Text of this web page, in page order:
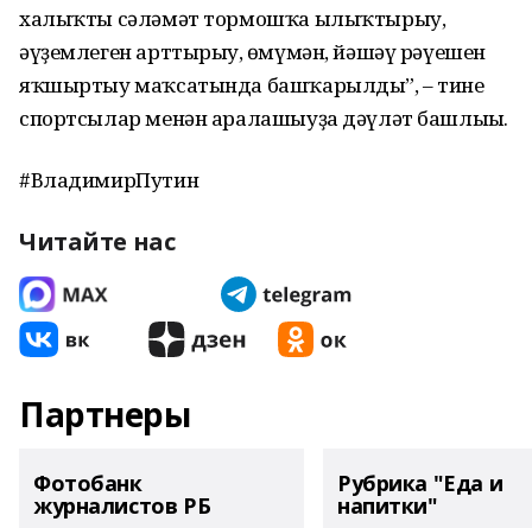
халыҡты сәләмәт тормошҡа ылыҡтырыу,
әүҙемлеген арттырыу, ғөмүмән, йәшәү рәүешен
яҡшыртыу маҡсатында башҡарылды”, – тине
спортсылар менән аралашыуҙа дәүләт башлығы.
#ВладимирПутин
Читайте нас
Партнеры
Фотобанк
журналистов РБ
Рубрика "Еда и
напитки"